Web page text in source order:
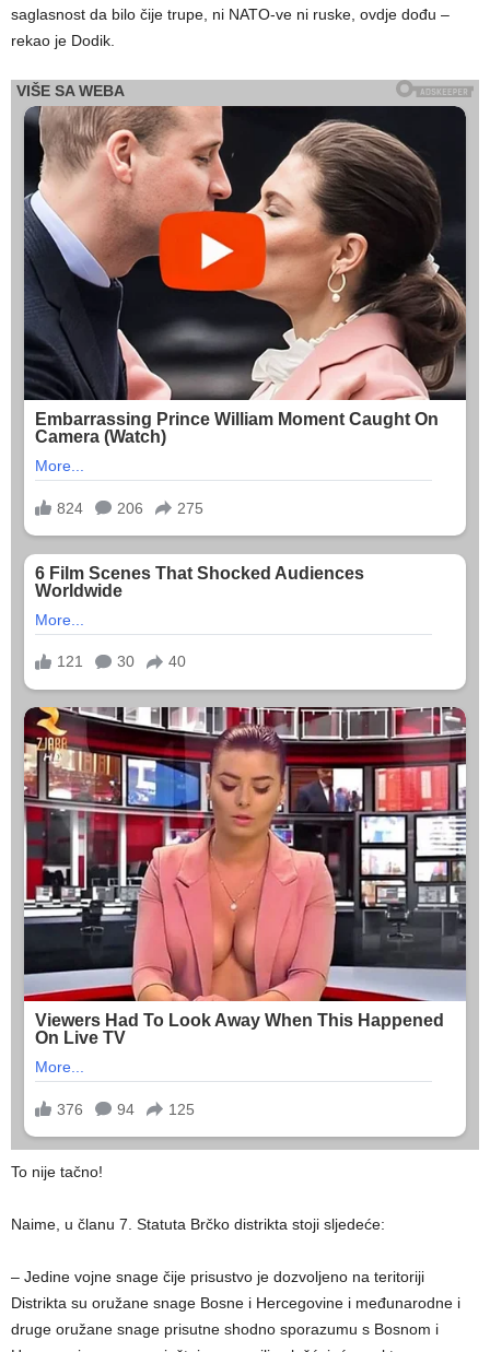
saglasnost da bilo čije trupe, ni NATO-ve ni ruske, ovdje dođu –
rekao je Dodik.
To nije tačno!
Naime, u članu 7. Statuta Brčko distrikta stoji sljedeće:
– Jedine vojne snage čije prisustvo je dozvoljeno na teritoriji
Distrikta su oružane snage Bosne i Hercegovine i međunarodne i
druge oružane snage prisutne shodno sporazumu s Bosnom i